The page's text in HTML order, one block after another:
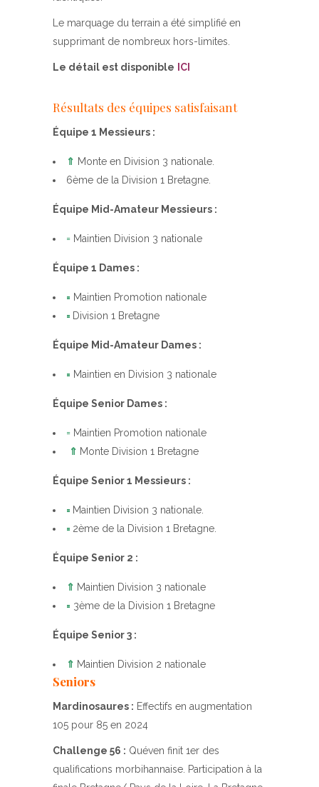
Le marquage du terrain a été simplifié en
supprimant de nombreux hors-limites.
Le détail est disponible ICI
Résultats des équipes satisfaisant
Équipe 1 Messieurs :
⇑ Monte en Division 3 nationale.
6ème de la Division 1 Bretagne.
Équipe Mid-Amateur Messieurs :
= Maintien Division 3 nationale
Équipe 1 Dames :
= Maintien Promotion nationale
= Division 1 Bretagne
Équipe Mid-Amateur Dames :
= Maintien en Division 3 nationale
Équipe Senior Dames :
= Maintien Promotion nationale
⇑ Monte Division 1 Bretagne
Équipe Senior 1 Messieurs :
= Maintien Division 3 nationale.
= 2ème de la Division 1 Bretagne.
Équipe Senior 2 :
⇑ Maintien Division 3 nationale
= 3ème de la Division 1 Bretagne
Équipe Senior 3 :
⇑ Maintien Division 2 nationale
Seniors
Mardinosaures : Effectifs en augmentation
105 pour 85 en 2024
Challenge 56 : Quéven finit 1er des
qualifications morbihannaise. Participation à la